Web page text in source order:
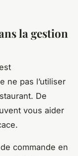
la gestion
ne pas l’utiliser
De
vous aider
commande en